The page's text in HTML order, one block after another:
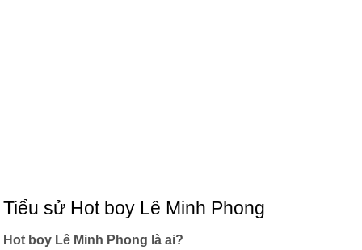
Tiểu sử Hot boy Lê Minh Phong
Hot boy Lê Minh Phong là ai?